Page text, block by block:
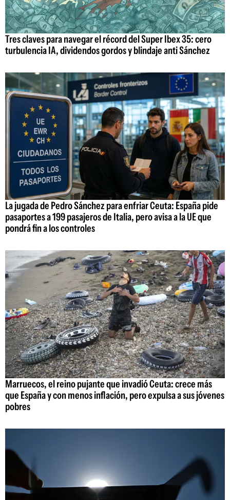
Tres claves para navegar el récord del Super Ibex 35: cero
turbulencia IA, dividendos gordos y blindaje anti Sánchez
La jugada de Pedro Sánchez para enfriar Ceuta: España pide
pasaportes a 199 pasajeros de Italia, pero avisa a la UE que
pondrá fin a los controles
Marruecos, el reino pujante que invadió Ceuta: crece más
que España y con menos inflación, pero expulsa a sus jóvenes
pobres